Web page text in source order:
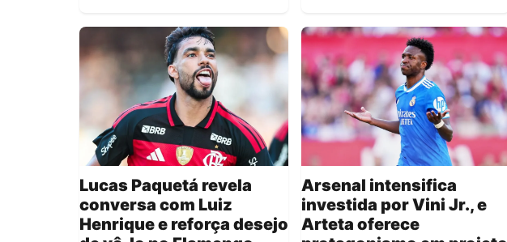
Lucas Paquetá revela
conversa com Luiz
Henrique e reforça desejo
Arsenal intensifica
investida por Vini Jr., e
Arteta oferece